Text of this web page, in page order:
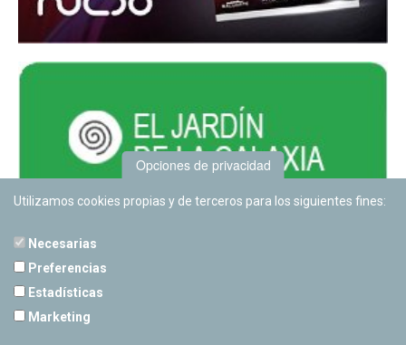
Opciones de privacidad
Utilizamos cookies propias y de terceros para los siguientes fines:
Necesarias
Preferencias
Estadísticas
Marketing